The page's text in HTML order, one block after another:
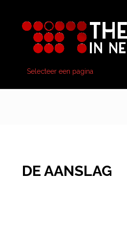
Selecteer een pagina
DE AANSLAG